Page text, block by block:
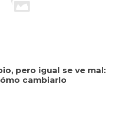
pero igual se ve mal:
cambiarlo